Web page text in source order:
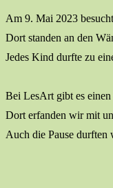
Am 9. Mai 2023
Dort standen an den
Jedes Kind durfte zu
Bei LesArt gibt es einen
Dort erfanden wir mit
Auch die Pause